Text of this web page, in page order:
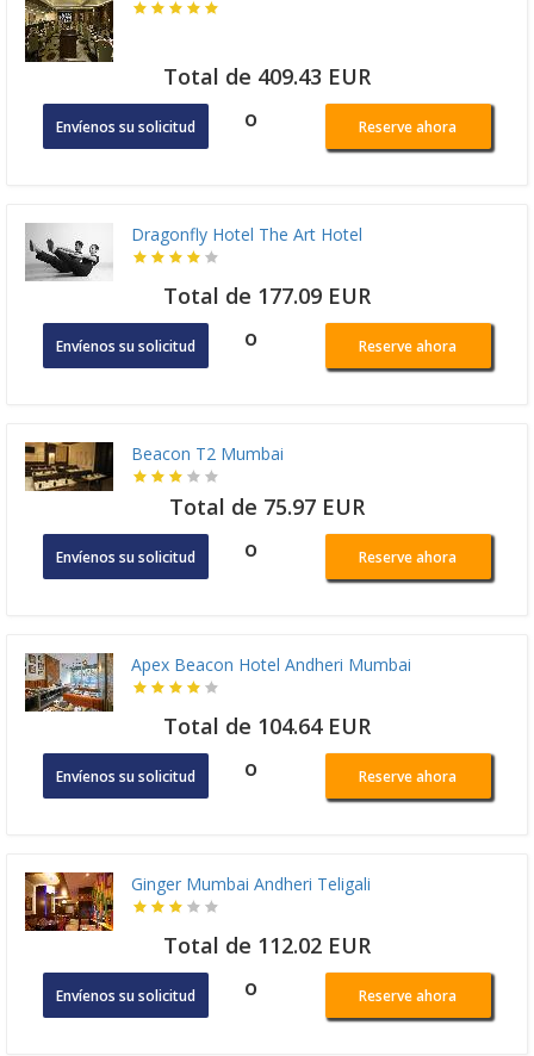
Total de 409.43 EUR
Envíenos su solicitud o Reserve ahora
Dragonfly Hotel The Art Hotel
Total de 177.09 EUR
Envíenos su solicitud o Reserve ahora
Beacon T2 Mumbai
Total de 75.97 EUR
Envíenos su solicitud o Reserve ahora
Apex Beacon Hotel Andheri Mumbai
Total de 104.64 EUR
Envíenos su solicitud o Reserve ahora
Ginger Mumbai Andheri Teligali
Total de 112.02 EUR
Envíenos su solicitud o Reserve ahora